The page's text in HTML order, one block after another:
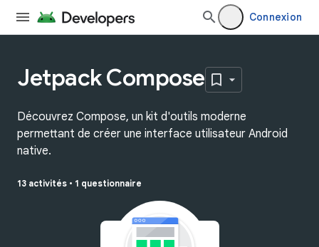
Connexion
Jetpack Compose
Découvrez Compose, un kit d'outils moderne
permettant de créer une interface utilisateur Android
native.
13 activités • 1 questionnaire